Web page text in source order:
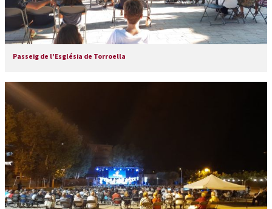
Passeig de l'Església de Torroella